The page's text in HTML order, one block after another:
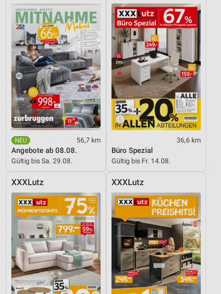
56,7 km
Angebote ab 08.08.
Gültig bis Sa. 29.08.
36,6 km
Büro Spezial
Gültig bis Fr. 14.08.
XXXLutz XXXLutz